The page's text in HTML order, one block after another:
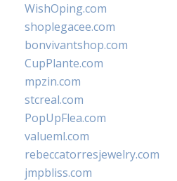
WishOping.com
shoplegacee.com
bonvivantshop.com
CupPlante.com
mpzin.com
stcreal.com
PopUpFlea.com
valueml.com
rebeccatorresjewelry.com
jmpbliss.com